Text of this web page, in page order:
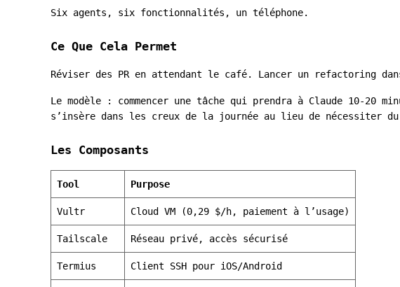
Six agents, six fonctionnalités, un téléphone.
Ce Que Cela Permet
Réviser des PR en attendant le café. Lancer un refactoring
Le modèle : commencer une tâche qui prendra à Claude 10-
s’insère dans les creux de la journée au lieu de nécessiter du
Les Composants
Tool Purpose
Vultr Cloud VM (0,29 $/h, paiement à l’usage)
Tailscale Réseau privé, accès sécurisé
Termius Client SSH pour iOS/Android